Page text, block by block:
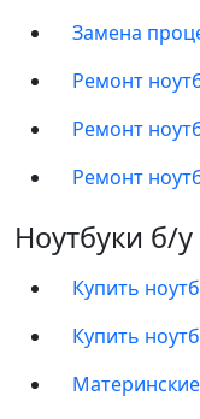
Замена
Ремонт
Ремонт
Ремонт
Ноутбуки б/
Купить
Купить